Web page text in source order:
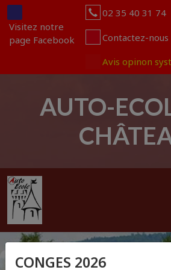
Panneau de gestion des cookies
Visitez notre
page Facebook
02 35 40 31 74
Contactez-
Avis opinon
AUTO-
CONGES 2026